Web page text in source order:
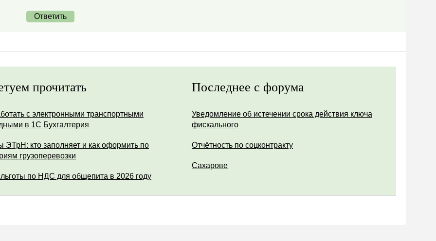
Ответить
прочитать
с электронными транспортными
в 1С Бухгалтерия
ЭТрН: кто заполняет и как оформить по
грузоперевозки
льготы по НДС для общепита в 2026 году
Последнее с форума
Уведомление об истечении срока действия ключа
фискального
Отчётность по соцконтракту
Сахарове